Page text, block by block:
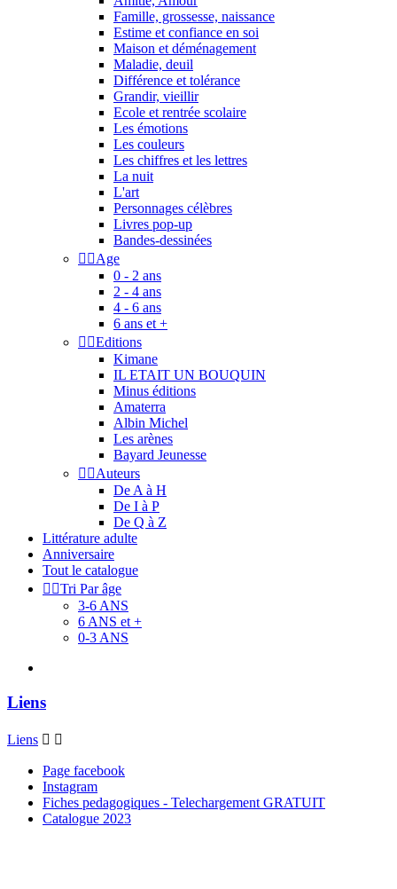
Famille, grossesse, naissance
Estime et confiance en soi
Maison et déménagement
Maladie, deuil
Différence et tolérance
Grandir, vieillir
Ecole et rentrée scolaire
Les émotions
Les couleurs
Les chiffres et les lettres
La nuit
L'art
Personnages célèbres
Livres pop-up
Bandes-dessinées
 Age
0 - 2 ans
2 - 4 ans
4 - 6 ans
6 ans et +
 Editions
Kimane
IL ETAIT UN BOUQUIN
Minus éditions
Amaterra
Albin Michel
Les arènes
Bayard Jeunesse
 Auteurs
De A à H
De I à P
De Q à Z
Littérature adulte
Anniversaire
Tout le catalogue
 Tri Par âge
3-6 ANS
6 ANS et +
0-3 ANS
Liens
Liens  
Page facebook
Instagram
Fiches pedagogiques - Telechargement GRATUIT
Catalogue 2023